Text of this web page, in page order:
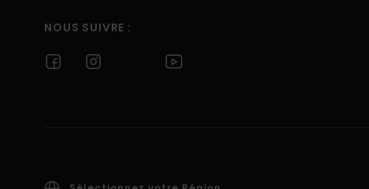
NOUS SUIVRE :